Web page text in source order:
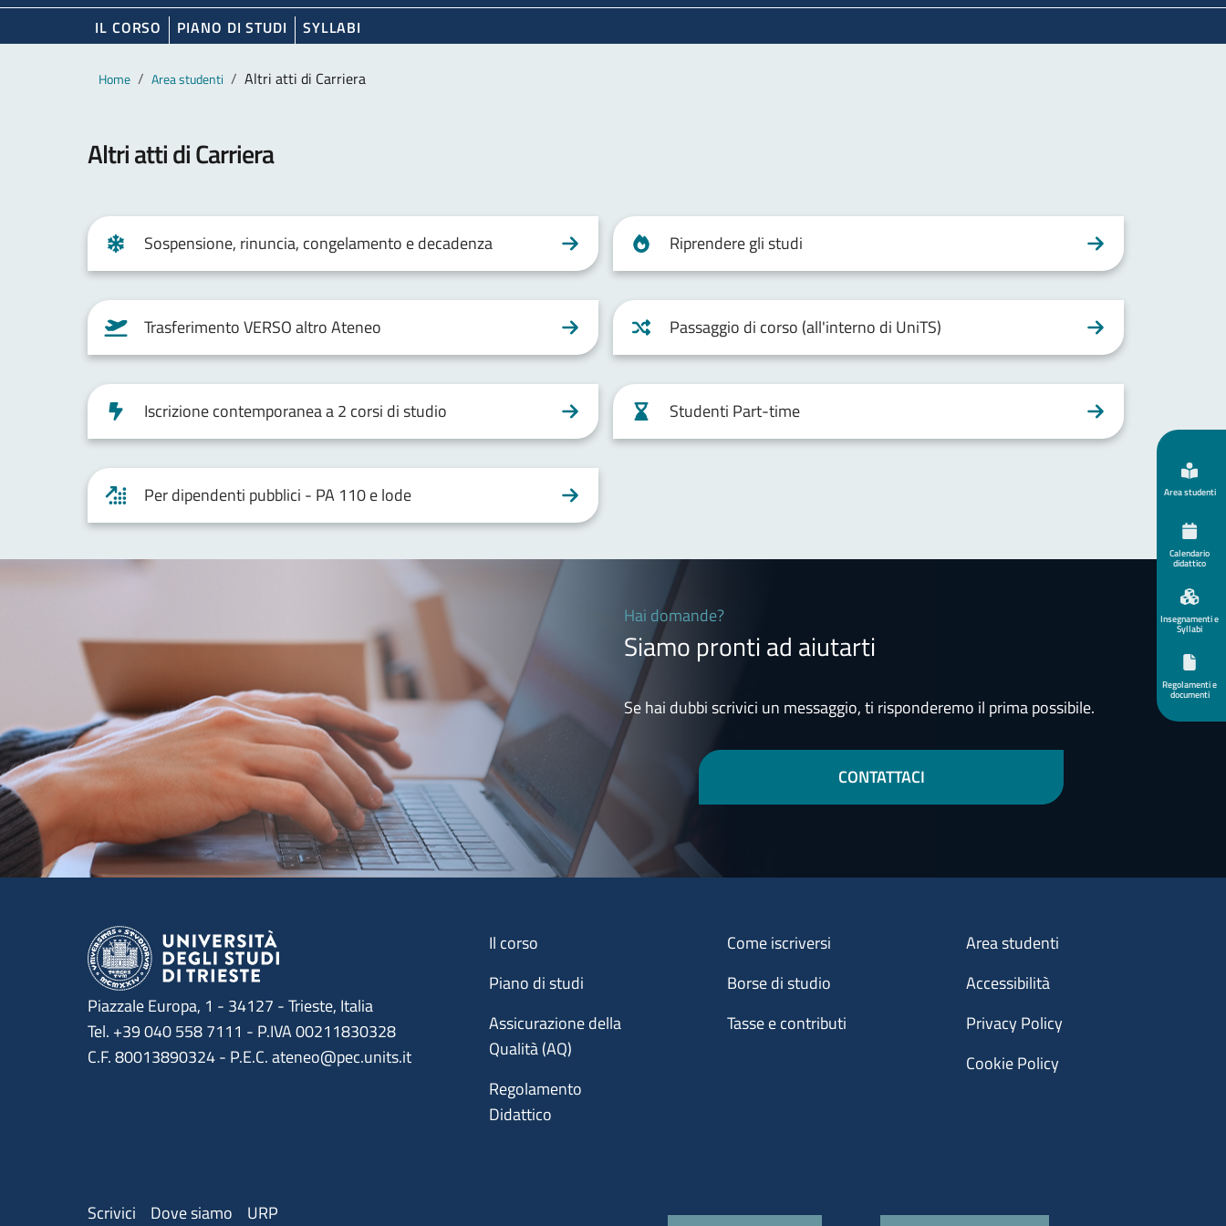
IL CORSO PIANO DI STUDI SYLLABI
Contenuto principale
Breadcrumb
Home Area studenti Altri atti di Carriera
Altri atti di Carriera
Sospensione, rinuncia, congelamento e decadenza Riprendere gli studi
Trasferimento VERSO altro Ateneo Passaggio di corso (all'interno di UniTS)
Iscrizione contemporanea a 2 corsi di studio Studenti Part-time
Per dipendenti pubblici - PA 110 e lode
Hai domande?
Siamo pronti ad aiutarti
Se hai dubbi scrivici un messaggio, ti risponderemo il prima possibile.
CONTATTACI
Area studenti
Calendario
didattico
Insegnamenti e
Syllabi
Regolamenti e
documenti
Piazzale Europa, 1 - 34127 - Trieste, Italia
Tel. +39 040 558 7111 - P.IVA 00211830328
C.F. 80013890324 - P.E.C. ateneo@pec.units.it
Menu footer 1
Il corso
Piano di studi
Assicurazione della
Qualità (AQ)
Regolamento
Didattico
Menu footer 2
Come iscriversi
Borse di studio
Tasse e contributi
Menu footer 3
Area studenti
Accessibilità
Privacy Policy
Cookie Policy
Menu contatti
Scrivici Dove siamo URP